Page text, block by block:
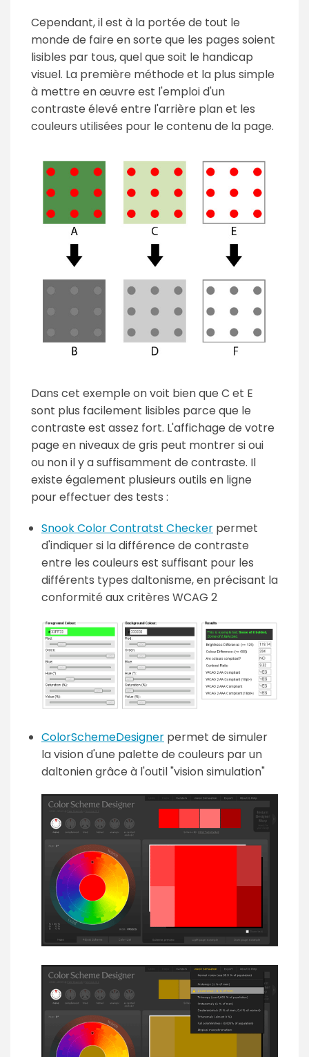
Cependant, il est à la portée de tout le
monde de faire en sorte que les pages soient
lisibles par tous, quel que soit le handicap
visuel. La première méthode et la plus simple
à mettre en œuvre est l'emploi d'un
contraste élevé entre l'arrière plan et les
couleurs utilisées pour le contenu de la page.
Dans cet exemple on voit bien que C et E
sont plus facilement lisibles parce que le
contraste est assez fort. L'affichage de votre
page en niveaux de gris peut montrer si oui
ou non il y a suffisamment de contraste. Il
existe également plusieurs outils en ligne
pour effectuer des tests :
Snook Color Contratst Checker permet
d'indiquer si la différence de contraste
entre les couleurs est suffisant pour les
différents types daltonisme, en précisant la
conformité aux critères WCAG 2
ColorSchemeDesigner permet de simuler
la vision d'une palette de couleurs par un
daltonien grâce à l'outil "vision simulation"